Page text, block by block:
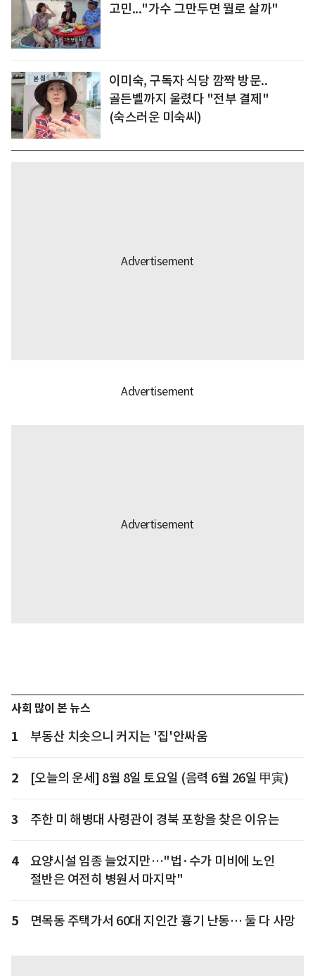
고민..."가수 그만두면 뭘로 살까"
이미숙, 구독자 식당 깜짝 방문..
골든벨까지 울렸다 "전부 결제"
(숙스러운 미숙씨)
사회 많이 본 뉴스
1 부동산 치솟으니 커지는 '집'안싸움
2 [오늘의 운세] 8월 8일 토요일 (음력 6월 26일 甲寅)
3 주한 미 해병대 사령관이 경북 포항을 찾은 이유는
4
요양시설 임종 늘었지만…"법·수가 미비에 노인
절반은 여전히 병원서 마지막"
5 면목동 주택가서 60대 지인간 흉기 난동… 둘 다 사망